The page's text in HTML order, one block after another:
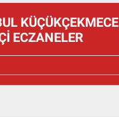
KÜÇÜKÇEKMECE
ECZANELER